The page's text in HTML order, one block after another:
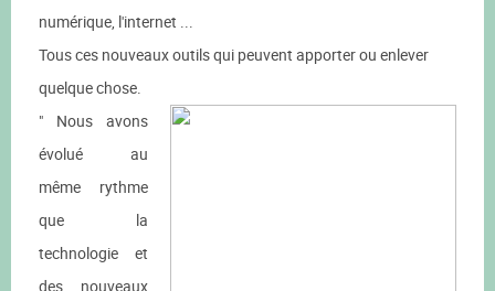
numérique, l'internet ...
Tous ces nouveaux outils qui peuvent apporter ou enlever
quelque chose.
" Nous avons
évolué au
même rythme
que la
technologie et
des nouveaux